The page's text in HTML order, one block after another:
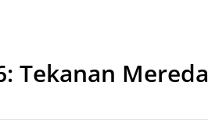
Tekanan Mereda